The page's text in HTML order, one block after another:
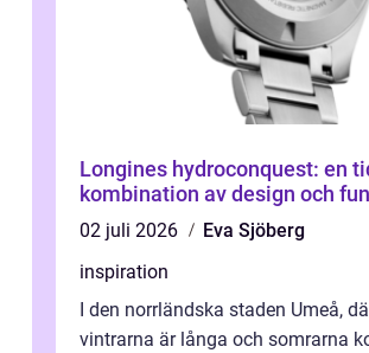
Longines hydroconquest: en
kombination av design och
02 juli 2026
Eva Sjöberg
inspiration
I den norrländska staden Umeå,
vintrarna är långa och somrarna